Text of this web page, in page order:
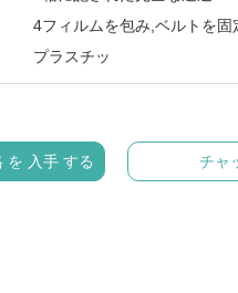
4フィルムを包み,ベルトを固
プラスチッ
を 入手 する チャ